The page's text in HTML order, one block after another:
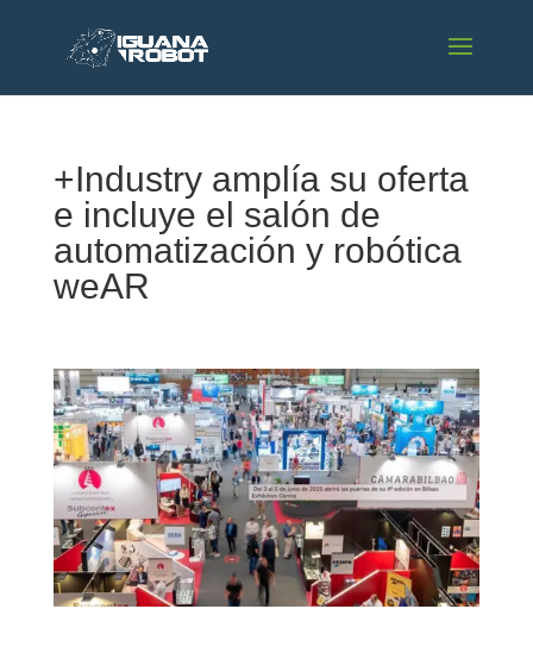
+Industry amplía su oferta
e incluye el salón de
automatización y robótica
weAR